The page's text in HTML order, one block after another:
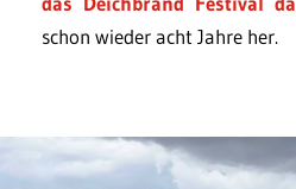
schon wieder acht Jahre her.